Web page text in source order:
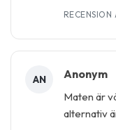
RECENSION
AN Anonym
Maten är
alternativ